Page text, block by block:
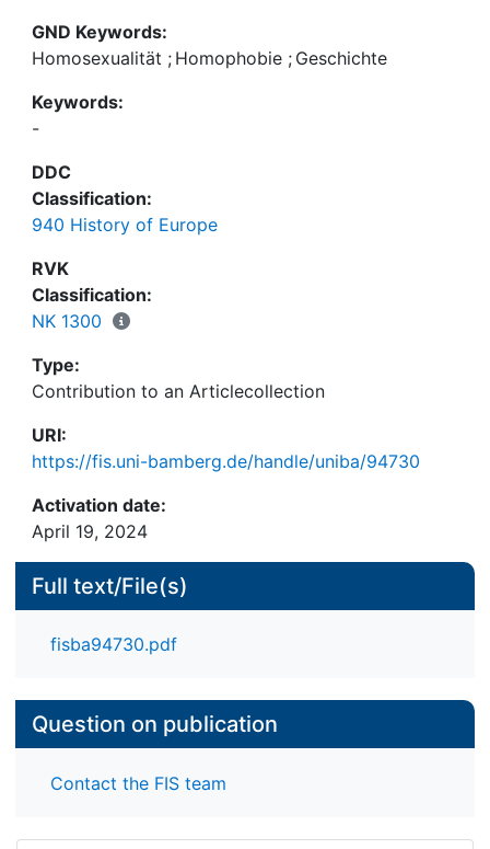
GND Keywords:
Homosexualität ; Homophobie ; Geschichte
Keywords:
-
DDC
Classification:
940 History of Europe
RVK
Classification:
NK 1300
Type:
Contribution to an Articlecollection
URI:
https://fis.uni-bamberg.de/handle/uniba/94730
Activation date:
April 19, 2024
Full text/File(s)
fisba94730.pdf
Question on publication
Contact the FIS team